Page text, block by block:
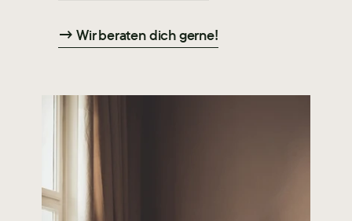
→ Wir beraten dich gerne!